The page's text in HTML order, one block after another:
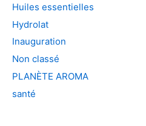
Huiles essentielles
Hydrolat
Inauguration
Non classé
PLANÈTE AROMA
santé